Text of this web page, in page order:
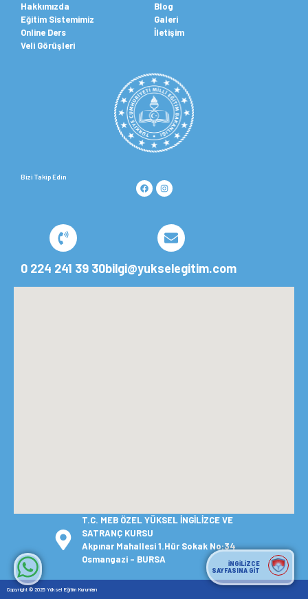
İNGİLİZCE
SAYFASINA GİT
Hakkımızda
Eğitim Sistemimiz
Online Ders
Veli Görüşleri
Blog
Galeri
İletişim
Bizi Takip Edin
0 224 241 39 30bilgi@yukselegitim.com
T.C. MEB ÖZEL YÜKSEL İNGİLİZCE VE
SATRANÇ KURSU
Akpınar Mahallesi 1.Hür Sokak No:34
Osmangazi – BURSA
Copyright © 2025 Yüksel Eğitim Kurumları